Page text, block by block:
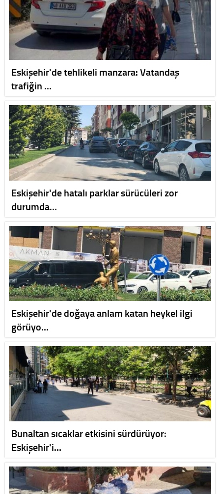
Eskişehir'de tehlikeli manzara: Vatandaş
trafiğin …
Eskişehir'de hatalı parklar sürücüleri zor
durumda…
Eskişehir'de doğaya anlam katan heykel ilgi
görüyo…
Bunaltan sıcaklar etkisini sürdürüyor:
Eskişehir'i…